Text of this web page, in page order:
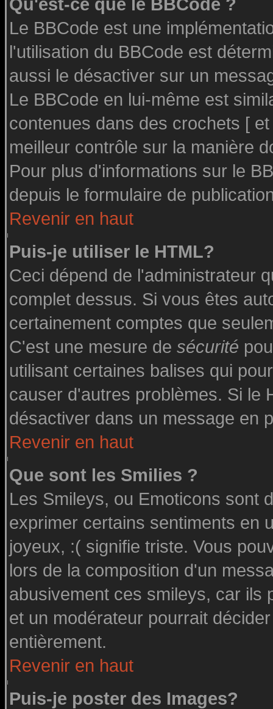
Qu'est-ce que le BBCode ?
Le BBCode est une
l'utilisation du BBCode est
aussi le désactiver sur un
Le BBCode en lui-même est
contenues dans des crochets [
meilleur contrôle sur la manière
Pour plus d'informations sur le
depuis le formulaire de
Revenir en haut
Puis-je utiliser le HTML?
Ceci dépend de l'administrateur
complet dessus. Si vous êtes
certainement comptes que
C'est une mesure de sécurité
utilisant certaines balises qui
causer d'autres problèmes. Si le
désactiver dans un message en
Revenir en haut
Que sont les Smilies ?
Les Smileys, ou Emoticons sont
exprimer certains sentiments en
joyeux, :( signifie triste. Vous
lors de la composition d'un
abusivement ces smileys, car ils
et un modérateur pourrait
entièrement.
Revenir en haut
Puis-je poster des Images?